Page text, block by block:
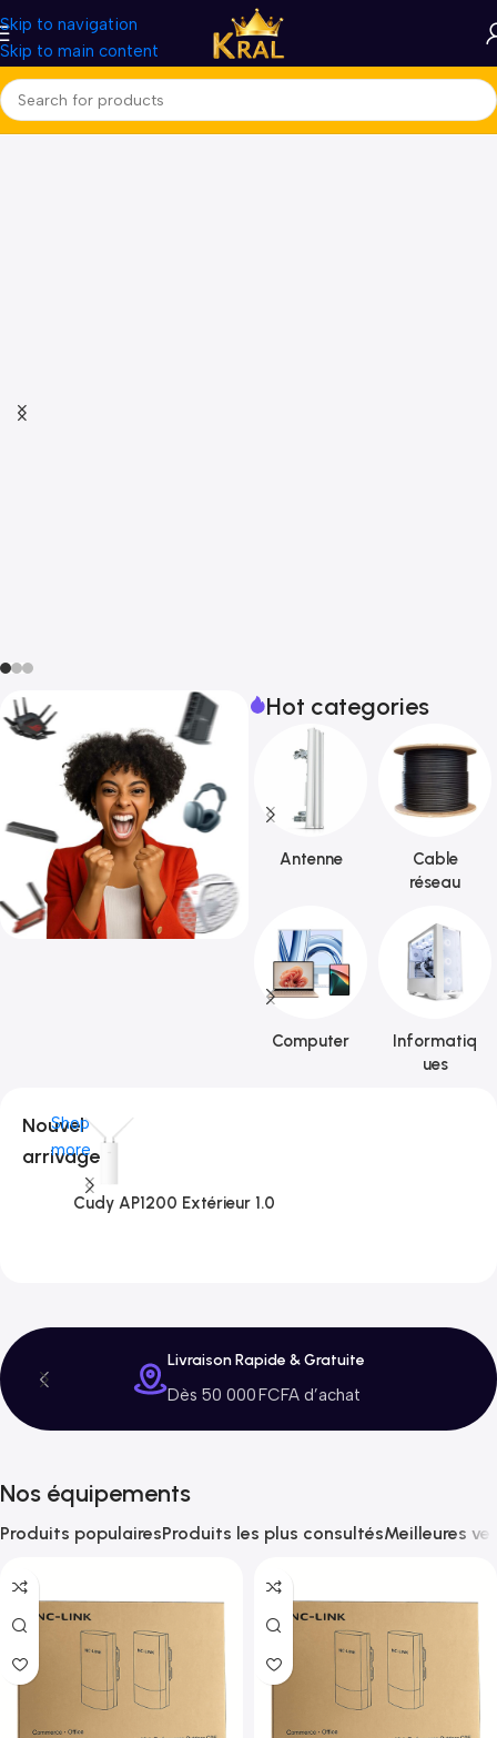
Skip to navigation
Skip to main content
Hot categories
Antenne
Cable
réseau
Computer
Informatiq
ues
Nouvel
arrivage
Shop
more
Cudy AP1200 Extérieur 1.0
Livraison Rapide & Gratuite
Dès 50 000 FCFA d’achat
Nos équipements
Produits populairesProduits les plus consultésMeilleures